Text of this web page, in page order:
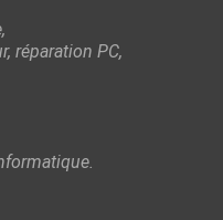
réparation PC,